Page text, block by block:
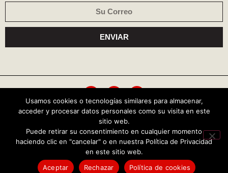
ENVIAR
Copyright © 2026 Central Política
Política de cookies Aviso de privacidad
TENDENCIAS HOY
Usamos cookies o tecnologías similares para almacenar,
acceder y procesar datos personales como su visita en este
sitio web.
Puede retirar su consentimiento en cualquier momento
haciendo clic en "cancelar" o en nuestra Política de Privacidad
en este sitio web.
Aceptar
Rechazar Política de cookies